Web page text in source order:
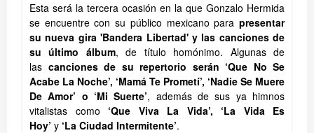
Esta será la tercera ocasión en la que Gonzalo Hermida
se encuentre con su público mexicano para presentar
su nueva gira 'Bandera Libertad' y las canciones de
su último álbum, de título homónimo. Algunas de
las canciones de su repertorio serán ‘Que No Se
Acabe La Noche’, ‘Mamá Te Prometí’, ‘Nadie Se Muere
De Amor’ o ‘Mi Suerte’, además de sus ya himnos
vitalistas como ‘Que Viva La Vida’, ‘La Vida Es
Hoy’ y ‘La Ciudad Intermitente’.